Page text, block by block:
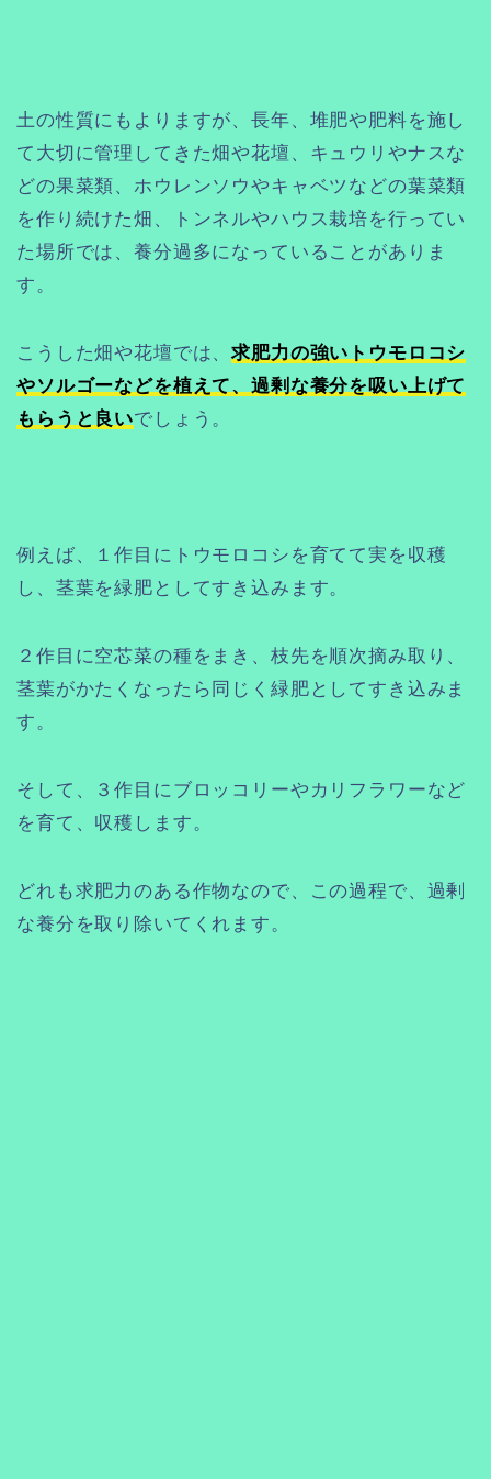
土の性質にもよりますが、長年、堆肥や肥料を施し
て大切に管理してきた畑や花壇、キュウリやナスな
どの果菜類、ホウレンソウやキャベツなどの葉菜類
を作り続けた畑、トンネルやハウス栽培を行ってい
た場所では、養分過多になっていることがありま
す。
こうした畑や花壇では、求肥力の強いトウモロコシ
やソルゴーなどを植えて、過剰な養分を吸い上げて
もらうと良いでしょう。
例えば、１作目にトウモロコシを育てて実を収穫
し、茎葉を緑肥としてすき込みます。
２作目に空芯菜の種をまき、枝先を順次摘み取り、
茎葉がかたくなったら同じく緑肥としてすき込みま
す。
そして、３作目にブロッコリーやカリフラワーなど
を育て、収穫します。
どれも求肥力のある作物なので、この過程で、過剰
な養分を取り除いてくれます。